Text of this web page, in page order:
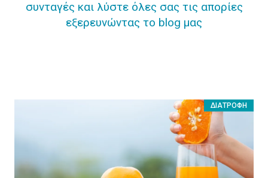
συνταγές και λύστε όλες σας τις απορίες
εξερευνώντας το blog μας
ΔΙΑΤΡΟΦΉ